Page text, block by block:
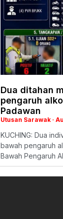
Dua ditahan
pengaruh
Padawan
Utusan Sarawak
KUCHING: Dua
bawah pengaruh
Bawah Pengaruh